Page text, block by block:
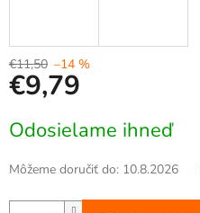
€11,50 –14 %
€9,79
cena:
Odosielame ihneď
Môžeme doručiť do: 10.8.2026